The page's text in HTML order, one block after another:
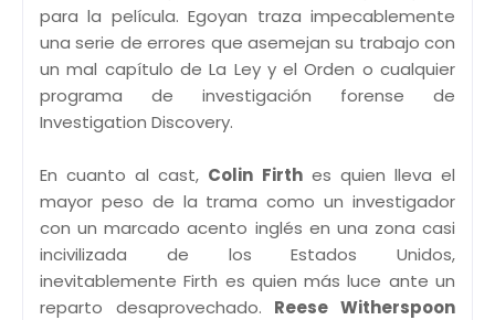
para la película. Egoyan traza impecablemente
una serie de errores que asemejan su trabajo con
un mal capítulo de La Ley y el Orden o cualquier
programa de investigación forense de
Investigation Discovery.
En cuanto al cast, Colin Firthes quien lleva el
mayor peso de la trama como un investigador
con un marcado acento inglés en una zona casi
incivilizada de los Estados Unidos,
inevitablemente Firth es quien más luce ante un
reparto desaprovechado. Reese Witherspoon